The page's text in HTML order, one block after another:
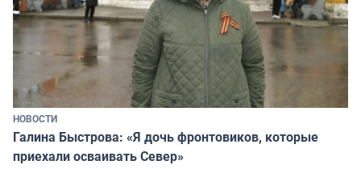
НОВОСТИ
Галина Быстрова: «Я дочь фронтовиков, которые
приехали осваивать Север»